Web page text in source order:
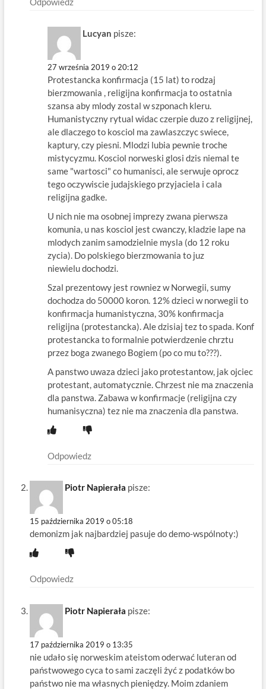
Lucyan pisze:
27 września 2019 o 20:12
Protestancka konfirmacja (15 lat) to rodzaj
bierzmowania , religijna konfirmacja to ostatnia
szansa aby mlody zostal w szponach kleru.
Humanistyczny rytual widac czerpie duzo z religijnej,
ale dlaczego to kosciol ma zawlaszczyc swiece,
kaptury, czy piesni. Mlodzi lubia pewnie troche
mistycyzmu. Kosciol norweski glosi dzis niemal te
same "wartosci" co humanisci, ale serwuje oprocz
tego oczywiscie judajskiego przyjaciela i cala
religijna gadke.
U nich nie ma osobnej imprezy zwana pierwsza
komunia, u nas kosciol jest cwanczy, kladzie lape na
mlodych zanim samodzielnie mysla (do 12 roku
zycia). Do polskiego bierzmowania to juz
niewielu dochodzi.
Szal prezentowy jest rowniez w Norwegii, sumy
dochodza do 50000 koron. 12% dzieci w norwegii to
konfirmacja humanistyczna, 30% konfirmacja
religijna (protestancka). Ale dzisiaj tez to spada. Konf
protestancka to formalnie potwierdzenie chrztu
przez boga zwanego Bogiem (po co mu to???).
A panstwo uwaza dzieci jako protestantow, jak ojciec
protestant, automatycznie. Chrzest nie ma znaczenia
dla panstwa. Zabawa w konfirmacje (religijna czy
humanisyczna) tez nie ma znaczenia dla panstwa.
Odpowiedz
Piotr Napierała pisze:
15 października 2019 o 05:18
demonizm jak najbardziej pasuje do demo-wspólnoty:)
Odpowiedz
Piotr Napierała pisze:
17 października 2019 o 13:35
nie udało się norweskim ateistom oderwać luteran od
państwowego cyca to sami zaczęli żyć z podatków bo
państwo nie ma własnych pieniędzy. Moim zdaniem